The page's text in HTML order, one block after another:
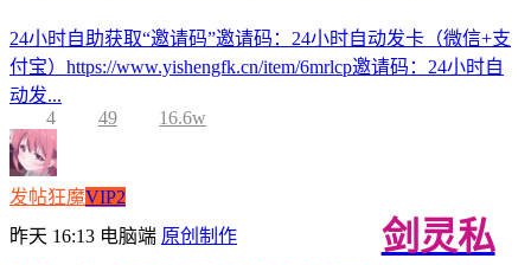
24小时自助获取“邀请码”邀请码：24小时自动发卡（微信+支
付宝）https://www.yishengfk.cn/item/6mrlcp邀请码：24小时自
动发...
4
49 16.6w
发帖狂魔VIP2
昨天 16:13 电脑端 原创制作
剑灵私